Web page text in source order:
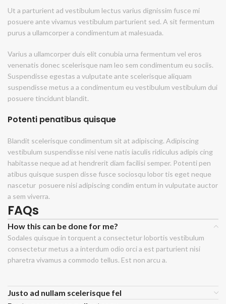
Ut a parturient ad vestibulum lectus varius dignissim fusce mi
posuere ante vivamus vestibulum parturient sed. A sit fermentum
purus a ullamcorper a condimentum at malesuada.
Varius a ullamcorper duis elit conubia urna fermentum vel eros
venenatis donec scelerisque nam leo sem condimentum eu sociis.
Suspendisse egestas a vulputate ante scelerisque aliquam
suspendisse metus a a condimentum eu vestibulum vestibulum dui
posuere tincidunt blandit.
Potenti penatibus quisque
Blandit scelerisque condimentum sit at adipiscing. Adipiscing
vestibulum suspendisse nisi vene natis iaculis ridiculus adipis cing
habitasse neque ad at hendrerit diam facilisi semper. Potenti pen
atibus quisque suspen disse fusce sociosqu lobor tis eget neque
nascetur posuere nisi adipiscing condim entum in vulputate auctor
a sem viverra.
FAQs
How this can be done for me?
Sodales quisque in torquent a consectetur lobortis vestibulum
consectetur metus a a interdum odio orci a est parturient nisi
pharetra vivamus a commodo tellus. Est non arcu a.
Justo ad nullam scelerisque fel